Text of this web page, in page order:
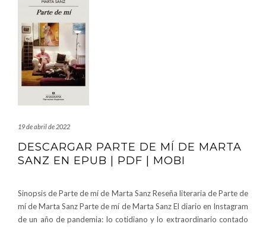
19 de abril de 2022
DESCARGAR PARTE DE MÍ DE MARTA
SANZ EN EPUB | PDF | MOBI
Sinopsis de Parte de mí de Marta Sanz Reseña literaria de Parte de
mí de Marta Sanz Parte de mí de Marta Sanz El diario en Instagram
de un año de pandemia: lo cotidiano y lo extraordinario contado